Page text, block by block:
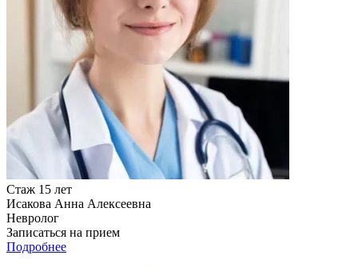
Стаж 15 лет
Исакова Анна Алексеевна
Невролог
Записаться на прием
Подробнее